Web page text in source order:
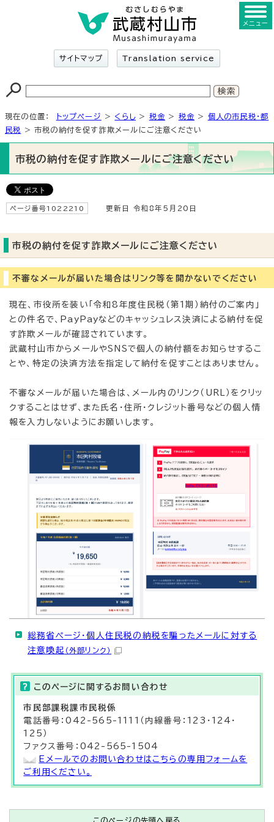
サイトマップ Translation service
メニュー
現在の位置： トップページ > くらし > 税金 > 税金 > 個人の市民税・都
民税
> 市税の納付を促す詐欺メールにご注意ください
市税の納付を促す詐欺メールにご注意ください
ページ番号1022210 更新日 令和8年5月20日
市税の納付を促す詐欺メールにご注意ください
不審なメールが届いた場合はリンク等を開かないでください
現在、市役所を装い「令和8年度住民税（第1期）納付のご案内」
との件名で、PayPayなどのキャッシュレス決済による納付を促
す詐欺メールが確認されています。
武蔵村山市からメールやSNSで個人の納付額をお知らせするこ
とや、特定の決済方法を指定して納付を促すことはありません。
不審なメールが届いた場合は、メール内のリンク（URL）をクリッ
クすることはせず、また氏名・住所・クレジット番号などの個人情
報を入力しないようにお願いします。
総務省ページ・個人住民税の納税を騙ったメールに対する
注意喚起 （外部リンク）
このページに関する お問い合わせ
市民部課税課 市民税係
電話番号：042-565-1111（内線番号：123・124・
125）
ファクス番号：042-565-1504
Eメールでのお問い合わせはこちらの専用フォームを
ご利用ください。
このページの先頭へ戻る